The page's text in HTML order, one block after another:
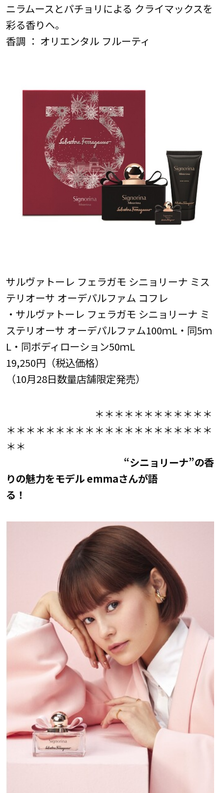
ニラムースとパチョリによる クライマックスを
彩る香りへ。
香調 ： オリエンタル フルーティ
サルヴァトーレ フェラガモ シニョリーナ ミス
テリオーサ オーデパルファム コフレ
・サルヴァトーレ フェラガモ シニョリーナ ミ
ステリオーサ オーデパルファム100ｍL・同5ｍ
L・同ボディローション50ｍL
19,250円（税込価格）
（10月28日数量店舗限定発売）
＊＊＊＊＊＊＊＊＊＊＊＊
＊＊＊＊＊＊＊＊＊＊＊＊＊＊＊＊＊＊＊＊＊
＊＊
“シニョリーナ”の香
りの魅力をモデル emmaさんが語
る！